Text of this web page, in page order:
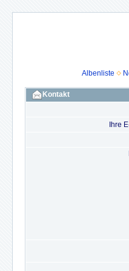
Albenliste
Kontakt
Ihre